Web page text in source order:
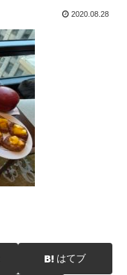
2020.08.28
はてブ